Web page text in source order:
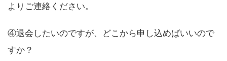
よりご連絡ください。
④退会したいのですが、どこから申し込めばいいので
すか？